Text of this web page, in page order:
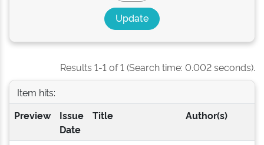
Results 1-1 of 1 (Search time: 0.002 seconds).
Item hits:
Preview
Issue
Date
Title Author(s)